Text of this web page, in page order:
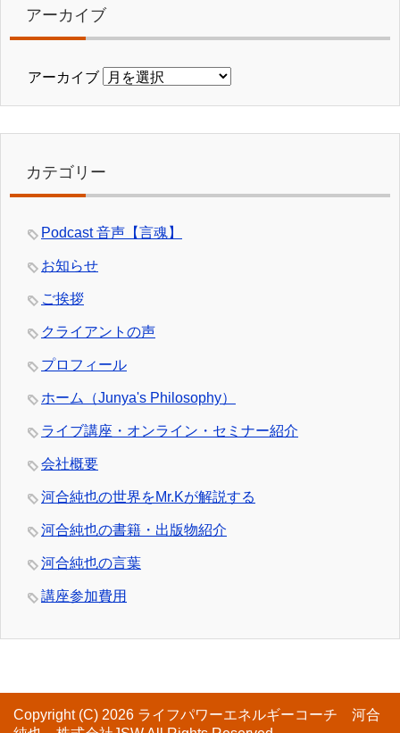
アーカイブ
アーカイブ
カテゴリー
Podcast 音声【言魂】
お知らせ
ご挨拶
クライアントの声
プロフィール
ホーム（Junya's Philosophy）
ライブ講座・オンライン・セミナー紹介
会社概要
河合純也の世界をMr.Kが解説する
河合純也の書籍・出版物紹介
河合純也の言葉
講座参加費用
Copyright (C) 2026 ライフパワーエネルギーコーチ 河合